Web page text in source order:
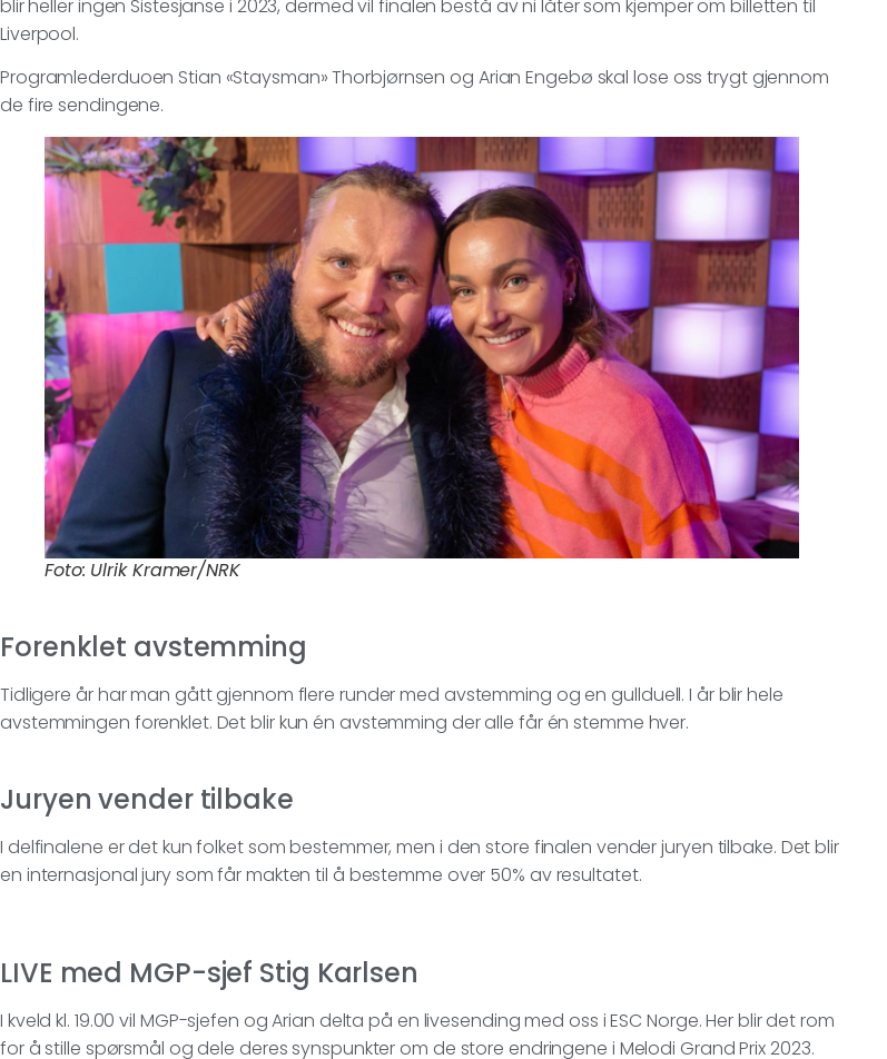
blir heller ingen Sistesjanse i 2023, dermed vil finalen bestå av ni låter som kjemper om billetten til
Liverpool.
Programlederduoen Stian «Staysman» Thorbjørnsen og Arian Engebø skal lose oss trygt gjennom
de fire sendingene.
Foto: Ulrik Kramer/NRK
Forenklet avstemming
Tidligere år har man gått gjennom flere runder med avstemming og en gullduell. I år blir hele
avstemmingen forenklet. Det blir kun én avstemming der alle får én stemme hver.
Juryen vender tilbake
I delfinalene er det kun folket som bestemmer, men i den store finalen vender juryen tilbake. Det blir
en internasjonal jury som får makten til å bestemme over 50% av resultatet.
LIVE med MGP-sjef Stig Karlsen
I kveld kl. 19.00 vil MGP-sjefen og Arian delta på en livesending med oss i ESC Norge. Her blir det rom
for å stille spørsmål og dele deres synspunkter om de store endringene i Melodi Grand Prix 2023.